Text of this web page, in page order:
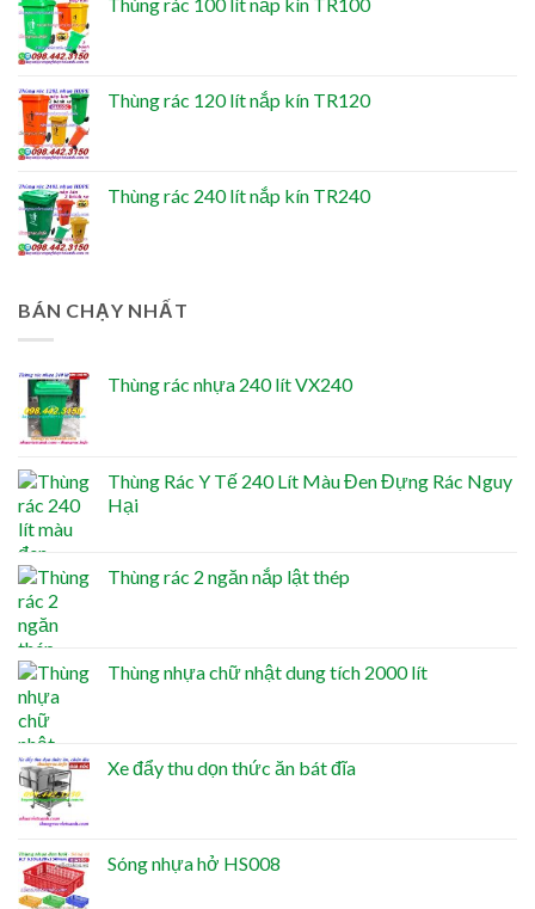
Thùng rác 120 lít nắp kín TR120
Thùng rác 240 lít nắp kín TR240
BÁN CHẠY NHẤT
Thùng rác nhựa 240 lít VX240
Thùng Rác Y Tế 240 Lít Màu Đen Đựng Rác Nguy
Hại
Thùng rác 2 ngăn nắp lật thép
Thùng nhựa chữ nhật dung tích 2000 lít
Xe đẩy thu dọn thức ăn bát đĩa
Sóng nhựa hở HS008